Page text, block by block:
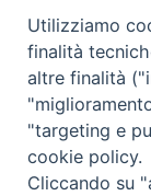
Utilizziamo
finalità
altre finalità
"targeting e
cookie policy.
Cliccando su